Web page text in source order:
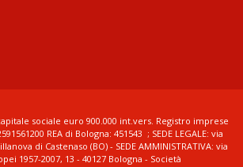
capitale sociale euro 900.000 int.vers. Registro imprese
REA di Bologna: 451543 ; SEDE LEGALE: via
di Castenaso (BO) - SEDE AMMINISTRATIVA: via
1957-2007, 13 - 40127 Bologna - Società